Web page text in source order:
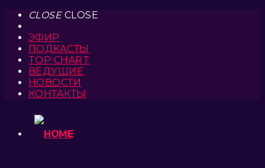
CLOSECLOSE
ЭФИР
ПОДКАСТЫ
TOP CHART
ВЕДУЩИЕ
НОВОСТИ
КОНТАКТЫ